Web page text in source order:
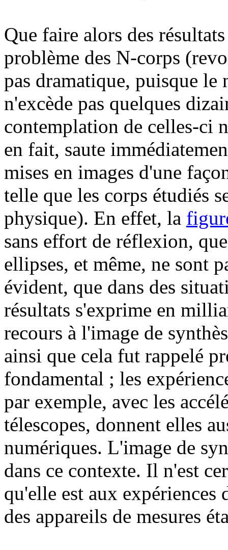
Que faire alors des
problème des N-corps
pas dramatique, puisque le
n'excède pas quelques
contemplation de celles-ci
en fait, saute
mises en images d'une
telle que les corps étudiés
physique). En effet, la
sans effort de réflexion,
ellipses, et même, ne sont
évident, que dans des
résultats s'exprime en
recours à l'image de
ainsi que cela fut rappelé
fondamental ; les
par exemple, avec les
télescopes, donnent elles
numériques. L'image de
dans ce contexte. Il n'est
qu'elle est aux
des appareils de mesures